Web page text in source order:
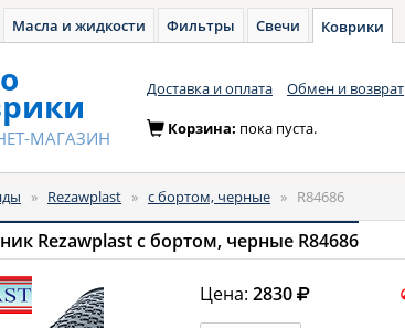
Масла и жидкости Фильтры Свечи Коврики
МАГАЗИН
Доставка и оплата Обмен и возврат
Корзина: пока пуста.
» Rezawplast » с бортом, черные » R84686
Rezawplast с бортом, черные R84686
Цена:2830